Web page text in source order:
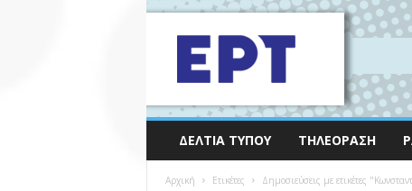
ΔΕΛΤΊΑ ΤΎΠΟΥ ΤΗΛΕΌΡΑΣΗ
Αρχική Ετικέτες Δημοσιεύσεις με ετικέτες